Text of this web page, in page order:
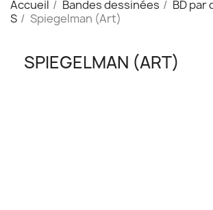
Accueil Bandes dessinées
BD par
S
Spiegelman (Art)
SPIEGELMAN (ART)